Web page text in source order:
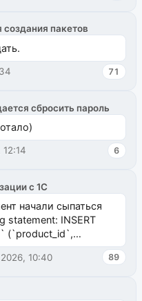
пакетов
71
сбросить пароль
12:14 6
с 1С
начали сыпаться
statement: INSERT
(`product_id`,
10:40 89